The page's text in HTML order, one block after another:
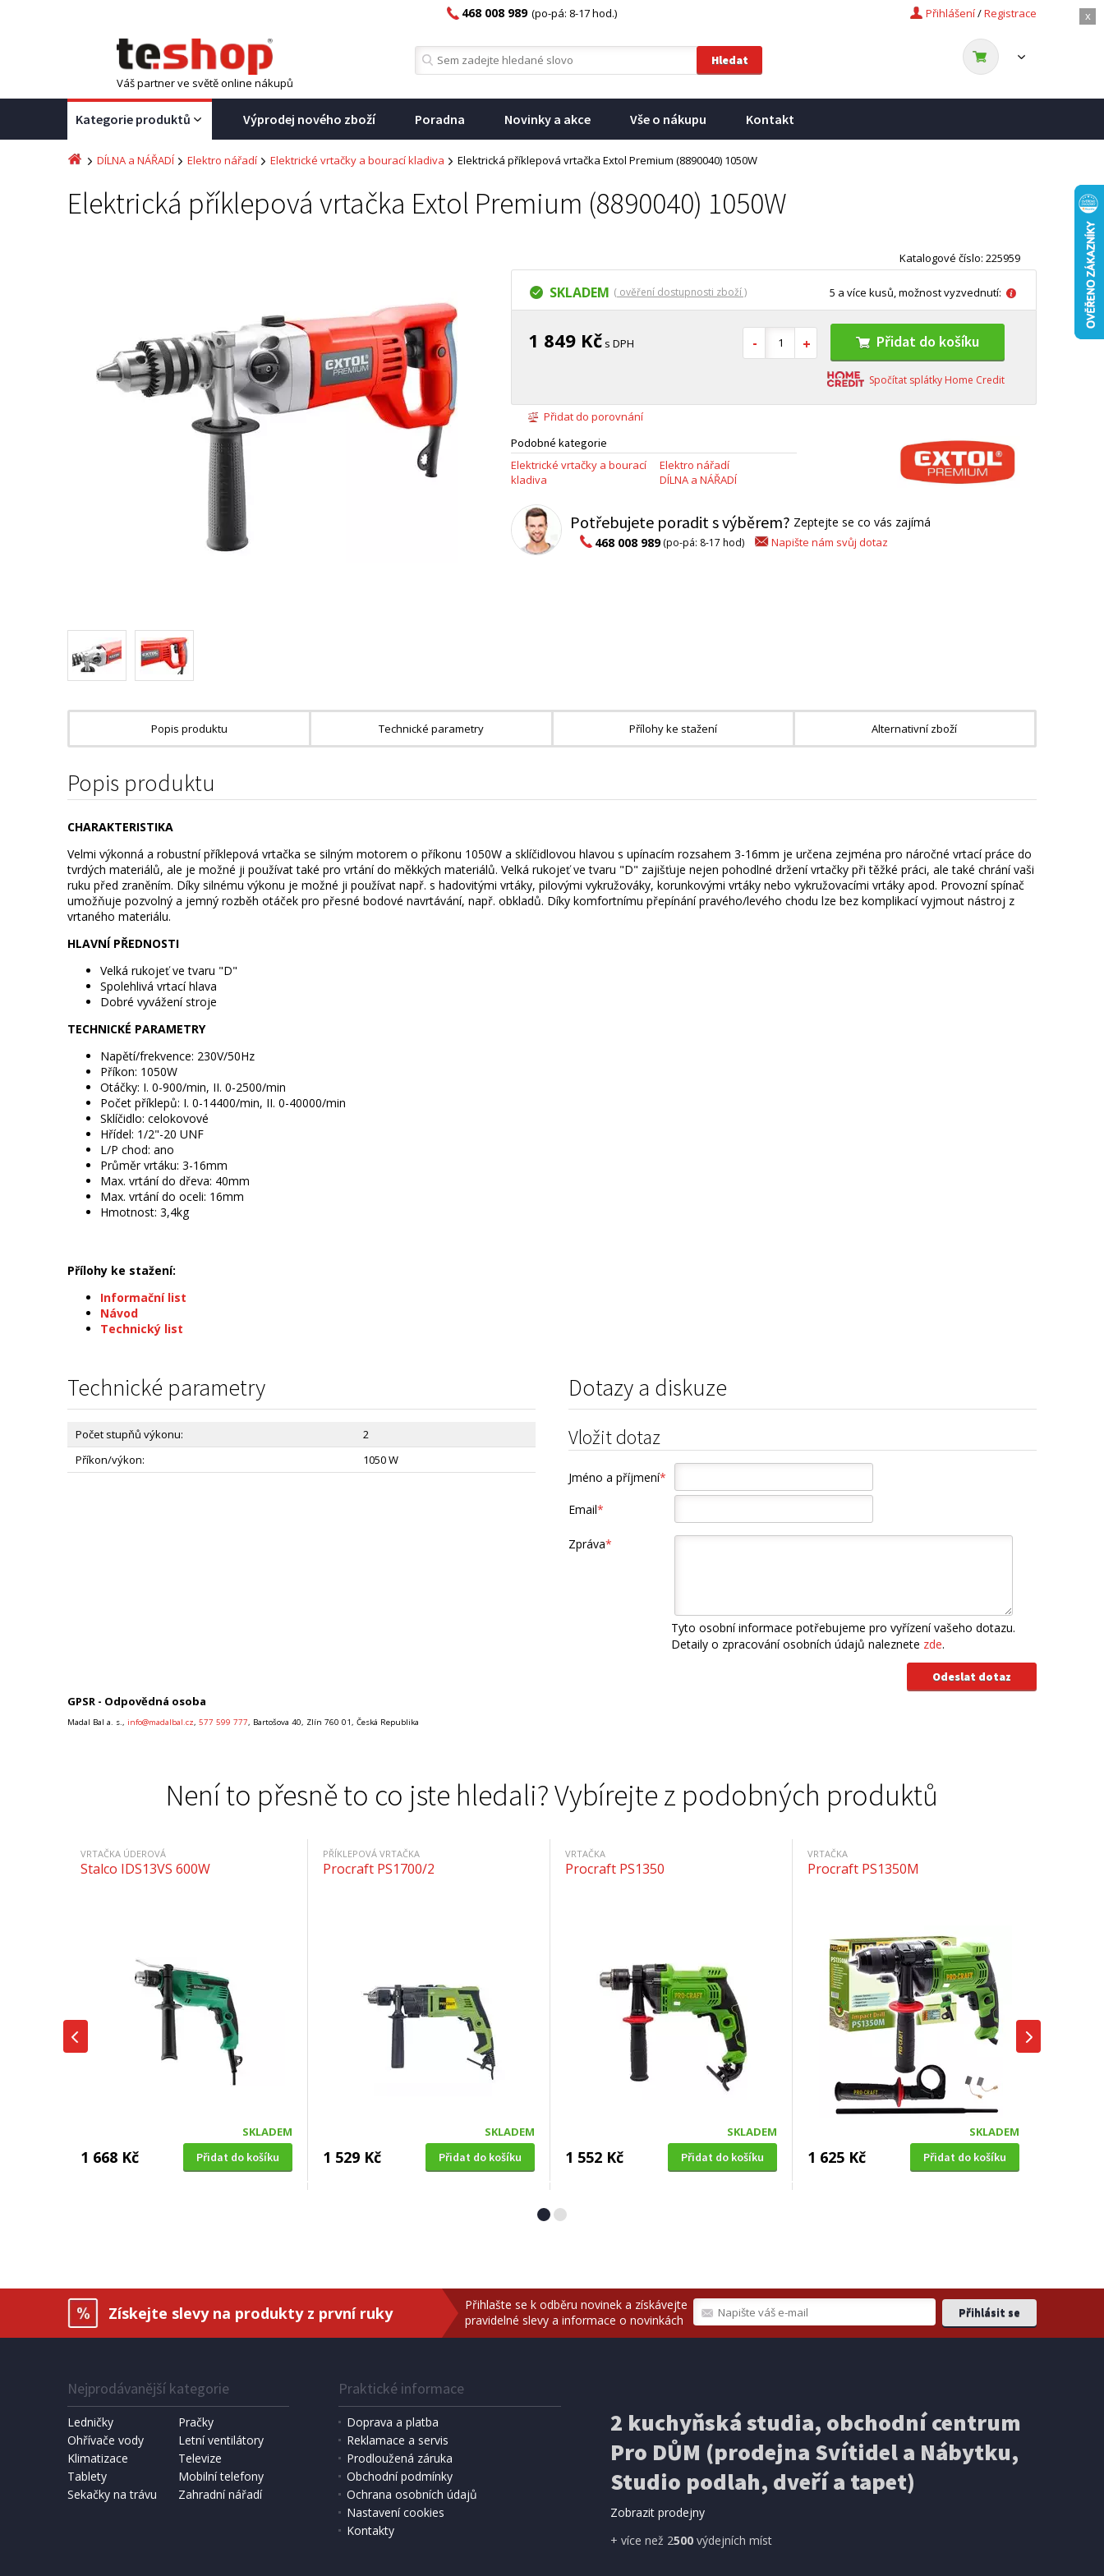
x
Registrace
/
Přihlášení
468 008 989 (po-pá: 8-17 hod.)
Váš partner ve světě online nákupů
Kategorie produktů Výprodej nového zboží Poradna Novinky a akce Vše o nákupu Kontakt
DÍLNA a NÁŘADÍ Elektro nářadí Elektrické vrtačky a bourací kladiva Elektrická příklepová vrtačka Extol Premium (8890040) 1050W
Elektrická příklepová vrtačka Extol Premium (8890040) 1050W
Katalogové číslo: 225959
SKLADEM ( ověření dostupnosti zboží ) 5 a více kusů, možnost vyzvednutí:
1 849 Kč s DPH Přidat do košíku
Spočítat splátky Home Credit
Přidat do porovnání
Podobné kategorie
Elektrické vrtačky a bourací
kladiva
Elektro nářadí
DÍLNA a NÁŘADÍ
Potřebujete poradit s výběrem? Zeptejte se co vás zajímá
468 008 989(po-pá: 8-17 hod) Napište nám svůj dotaz
Popis produktu Technické parametry Přílohy ke stažení Alternativní zboží
Popis produktu
CHARAKTERISTIKA
Velmi výkonná a robustní příklepová vrtačka se silným motorem o příkonu 1050W a sklíčidlovou hlavou s upínacím rozsahem 3-16mm je určena zejména pro náročné vrtací práce do
tvrdých materiálů, ale je možné ji používat také pro vrtání do měkkých materiálů. Velká rukojeť ve tvaru "D" zajišťuje nejen pohodlné držení vrtačky při těžké práci, ale také chrání vaši
ruku před zraněním. Díky silnému výkonu je možné ji používat např. s hadovitými vrtáky, pilovými vykružováky, korunkovými vrtáky nebo vykružovacími vrtáky apod. Provozní spínač
umožňuje pozvolný a jemný rozběh otáček pro přesné bodové navrtávání, např. obkladů. Díky komfortnímu přepínání pravého/levého chodu lze bez komplikací vyjmout nástroj z
vrtaného materiálu.
HLAVNÍ PŘEDNOSTI
Velká rukojeť ve tvaru "D"
Spolehlivá vrtací hlava
Dobré vyvážení stroje
TECHNICKÉ PARAMETRY
Napětí/frekvence: 230V/50Hz
Příkon: 1050W
Otáčky: I. 0-900/min, II. 0-2500/min
Počet příklepů: I. 0-14400/min, II. 0-40000/min
Sklíčidlo: celokovové
Hřídel: 1/2"-20 UNF
L/P chod: ano
Průměr vrtáku: 3-16mm
Max. vrtání do dřeva: 40mm
Max. vrtání do oceli: 16mm
Hmotnost: 3,4kg
Přílohy ke stažení:
Informační list
Návod
Technický list
Technické parametry
Počet stupňů výkonu:
2
Příkon/výkon:
1050 W
Dotazy a diskuze
Vložit dotaz
Jméno a příjmení*
Email*
Zpráva*
Tyto osobní informace potřebujeme pro vyřízení vašeho dotazu.
Detaily o zpracování osobních údajů naleznete zde.
GPSR - Odpovědná osoba
Madal Bal a. s., info@madalbal.cz, 577 599 777, Bartošova 40, Zlín 760 01, Česká Republika
Není to přesně to co jste hledali? Vybírejte z podobných produktů
VRTAČKA ÚDEROVÁ
Stalco IDS13VS 600W
SKLADEM
1 668 Kč Přidat do košíku
PŘÍKLEPOVÁ VRTAČKA
Procraft PS1700/2
SKLADEM
1 529 Kč Přidat do košíku
VRTAČKA
Procraft PS1350
SKLADEM
1 552 Kč Přidat do košíku
VRTAČKA
Procraft PS1350M
SKLADEM
1 625 Kč Přidat do košíku
SKLADEM
2 305 Kč Přidat do košíku 2 290 Kč Přidat do košíku
Extol Industrial (8790051) 1050W
SKLADEM
Získejte slevy na produkty z první ruky
Přihlašte se k odběru novinek a získávejte
pravidelné slevy a informace o novinkách
Nejprodávanější kategorie
Ledničky
Pračky
Ohřívače vody
Letní ventilátory
Klimatizace
Televize
Tablety
Mobilní telefony
Sekačky na trávu
Zahradní nářadí
Praktické informace
Doprava a platba
Reklamace a servis
Prodloužená záruka
Obchodní podmínky
Ochrana osobních údajů
Nastavení cookies
Kontakty
2 kuchyňská studia, obchodní centrum
Pro DŮM (prodejna Svítidel a Nábytku,
Studio podlah, dveří a tapet)
Zobrazit prodejny
+ více než 2500výdejních míst